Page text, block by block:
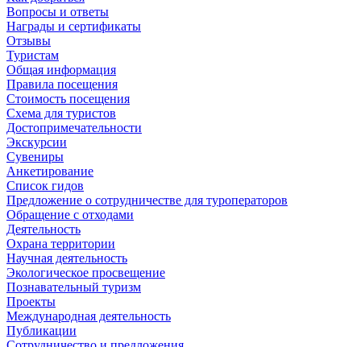
Вопросы и ответы
Награды и сертификаты
Отзывы
Туристам
Общая информация
Правила посещения
Стоимость посещения
Схема для туристов
Достопримечательности
Экскурсии
Сувениры
Анкетирование
Список гидов
Предложение о сотрудничестве для туроператоров
Обращение с отходами
Деятельность
Охрана территории
Научная деятельность
Экологическое просвещение
Познавательный туризм
Проекты
Международная деятельность
Публикации